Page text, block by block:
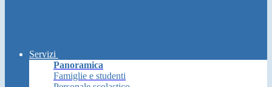
Servizi
Panoramica
Famiglie e studenti